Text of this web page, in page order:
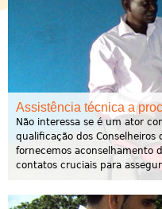
Assistência técnica a
Não interessa se é um ator
qualificação dos Conselheiros
fornecemos aconselhamento
contatos cruciais para